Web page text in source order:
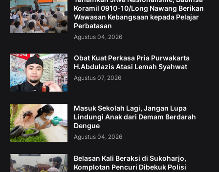
Koramil 0910-10/Long Nawang Berikan
Wawasan Kebangsaan kepada Pelajar
Perbatasan
Agustus 04, 2026
Obat Kuat Perkasa Pria Purwakarta
H.Abdulazis Atasi Lemah Syahwat
Agustus 07, 2026
Masuk Sekolah Lagi, Jangan Lupa
Lindungi Anak dari Demam Berdarah
Dengue
Agustus 04, 2026
Belasan Kali Beraksi di Sukoharjo,
Komplotan Pencuri Dibekuk Polisi